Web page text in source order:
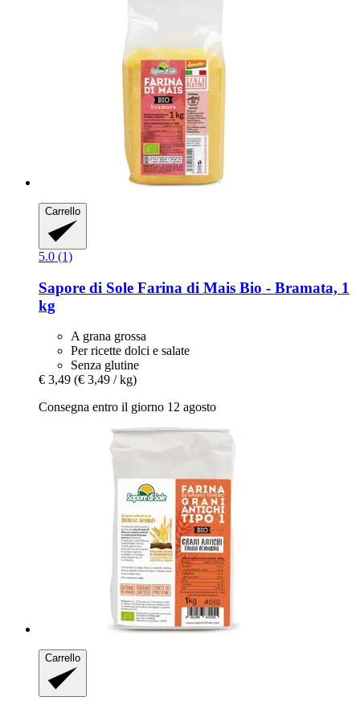
Carrello
5.0 (1)
Sapore di Sole Farina di Mais Bio -​ Bramata, 1
kg
A grana grossa
Per ricette dolci e salate
Senza glutine
€ 3,49 (€ 3,49 / kg)
Consegna entro il giorno 12 agosto
Carrello